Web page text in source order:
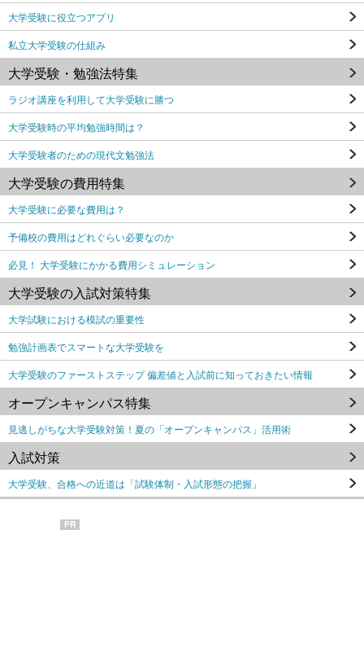
大学受験に役立つアプリ
私立大学受験の仕組み
大学受験・勉強法特集
ラジオ講座を利用して大学受験に勝つ
大学受験時の平均勉強時間は？
大学受験者のための現代文勉強法
大学受験の費用特集
大学受験に必要な費用は？
予備校の費用はどれぐらい必要なのか
必見！ 大学受験にかかる費用シミュレーション
大学受験の入試対策特集
大学試験における模試の重要性
勉強計画表でスマートな大学受験を
大学受験のファーストステップ 偏差値と入試前に知っておきたい情報
オープンキャンパス特集
見逃しがちな大学受験対策！夏の「オープンキャンパス」活用術
入試対策
大学受験、合格への近道は「試験体制・入試形態の把握」
PR